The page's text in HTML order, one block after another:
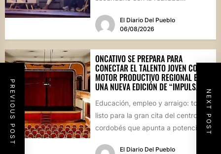
PREVIOUS POST NEXT POST
El Diario Del Pueblo
06/08/2026
ONCATIVO SE PREPARA PARA
CONECTAR EL TALENTO JOVEN CON EL
MOTOR PRODUCTIVO REGIONAL EN
UNA NUEVA EDICIÓN DE “IMPULSA”
Educación, empleo y arraigo: todo
listo para la gran cita del centro
cordobés que apunta a potenciar el
El Diario Del Pueblo